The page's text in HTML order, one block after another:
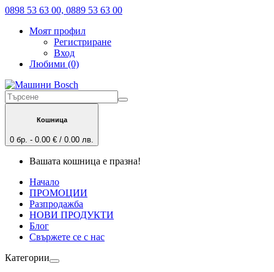
0898 53 63 00, 0889 53 63 00
Моят профил
Регистриране
Вход
Любими (0)
Кошница
0 бр. - 0.00 € / 0.00 лв.
Вашата кошница е празна!
Начало
ПРОМОЦИИ
Разпродажба
НОВИ ПРОДУКТИ
Блог
Свържете се с нас
Категории